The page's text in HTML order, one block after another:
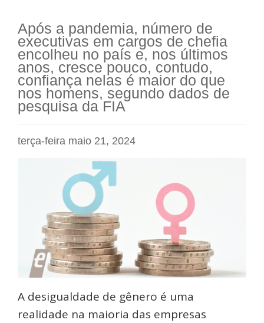
Após a pandemia, número de
executivas em cargos de chefia
encolheu no país e, nos últimos
anos, cresce pouco, contudo,
confiança nelas é maior do que
nos homens, segundo dados de
pesquisa da FIA
terça-feira maio 21, 2024
A desigualdade de gênero é uma
realidade na maioria das empresas